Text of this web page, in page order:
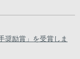
奨励賞」を受賞しま